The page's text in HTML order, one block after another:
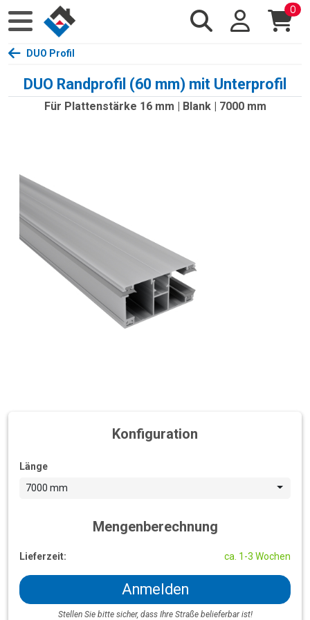
0
DUO Profil
DUO Randprofil (60 mm) mit Unterprofil
Für Plattenstärke 16 mm | Blank | 7000 mm
Konfiguration
Länge
7000 mm
Mengenberechnung
Lieferzeit: ca. 1-3 Wochen
Anmelden
Stellen Sie bitte sicher, dass Ihre Straße belieferbar ist!